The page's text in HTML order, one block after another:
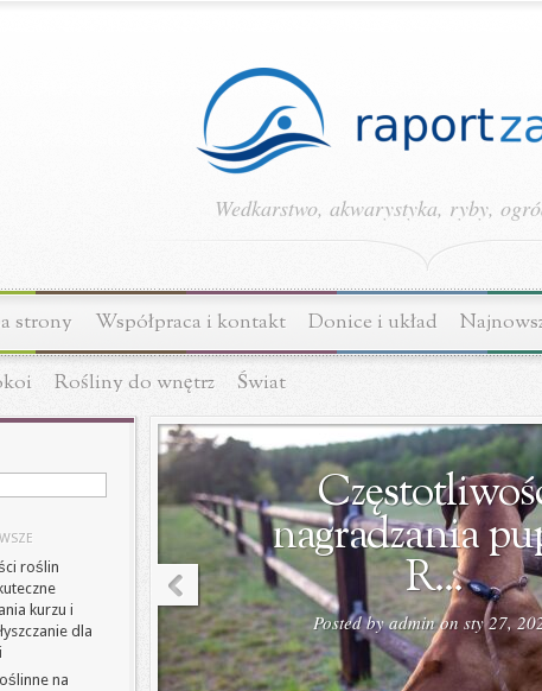
Wedkarstwo, akwarystyka, ryby,
strony Współpraca i kontakt Donice i układ
Rośliny do wnętrz Świat
roślin
kurzu i
dla
na
nagradzania
R...
Posted byadminon sty 27,